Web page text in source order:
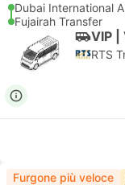
Dubai International
Fujairah Transfer
VIP |
RTS
Furgone più veloce